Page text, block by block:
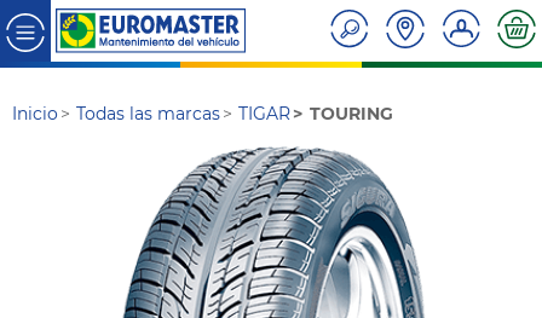
Inicio Todas las marcas TIGAR TOURING